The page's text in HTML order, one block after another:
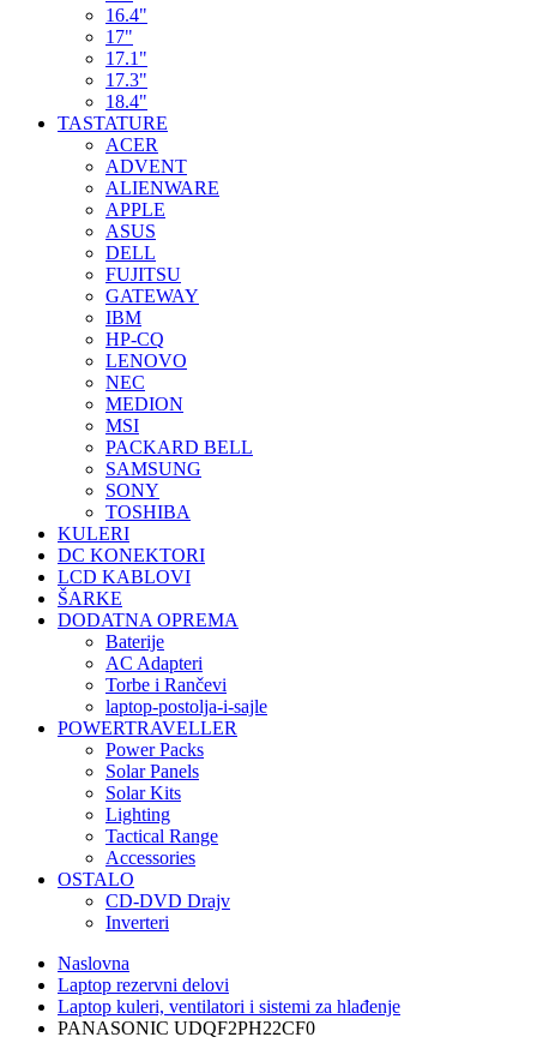
16.4"
17"
17.1"
17.3"
18.4"
TASTATURE
ACER
ADVENT
ALIENWARE
APPLE
ASUS
DELL
FUJITSU
GATEWAY
IBM
HP-CQ
LENOVO
NEC
MEDION
MSI
PACKARD BELL
SAMSUNG
SONY
TOSHIBA
KULERI
DC KONEKTORI
LCD KABLOVI
ŠARKE
DODATNA OPREMA
Baterije
AC Adapteri
Torbe i Rančevi
laptop-postolja-i-sajle
POWERTRAVELLER
Power Packs
Solar Panels
Solar Kits
Lighting
Tactical Range
Accessories
OSTALO
CD-DVD Drajv
Inverteri
Naslovna
Laptop rezervni delovi
Laptop kuleri, ventilatori i sistemi za hlađenje
PANASONIC UDQF2PH22CF0